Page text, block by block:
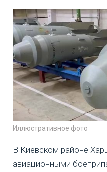
Иллюстративное фото
В Киевском районе
авиационными